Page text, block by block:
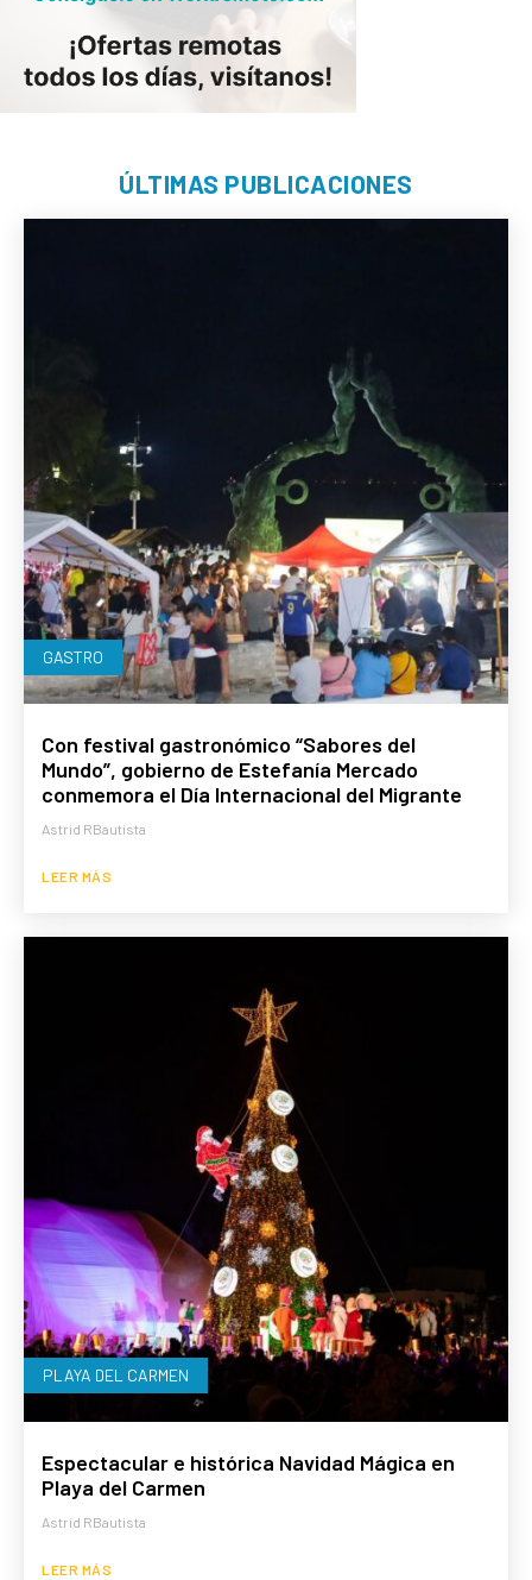
ÚLTIMAS PUBLICACIONES
GASTRO
Con festival gastronómico “Sabores del
Mundo”, gobierno de Estefanía Mercado
conmemora el Día Internacional del Migrante
Astrid RBautista
LEER MÁS
PLAYA DEL CARMEN
Espectacular e histórica Navidad Mágica en
Playa del Carmen
Astrid RBautista
LEER MÁS